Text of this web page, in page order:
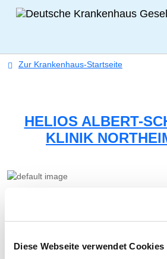
Diese Webseite verwendet Cookies
Zur Krankenhaus-Startseite
HELIOS ALBERT-
KLINIK